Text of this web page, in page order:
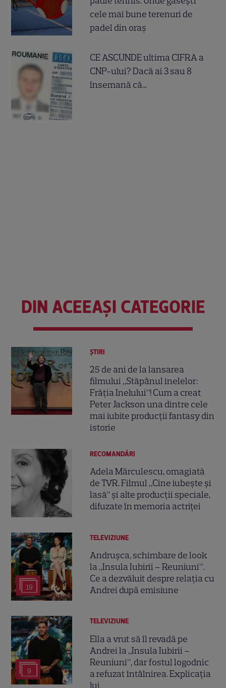
cele mai bune terenuri de
padel din oraș
CE ASCUNDE ultima CIFRA a
CNP-ului? Dacă ai 3 sau 8
însemană că...
DIN ACEEAȘI CATEGORIE
ȘTIRI
25 de ani de la lansarea
filmului „Stăpânul inelelor:
Frăția Inelului”! Cum a creat
Peter Jackson una dintre cele
mai iubite producții fantasy din
istorie
RECOMANDĂRI
Adela Mărculescu, omagiată
de TVR. Filmul „Cine iubește și
lasă” și alte producții speciale,
difuzate în memoria actriței
19
TELEVIZIUNE
Andrușca, schimbare de look
la „Insula Iubirii – Reuniuni”.
Ce a dezvăluit despre relația cu
Andrei după emisiune
9
TELEVIZIUNE
Ella a vrut să îl revadă pe
Andrei la „Insula Iubirii –
Reuniuni”, dar fostul logodnic
a refuzat întâlnirea. Explicația
lui